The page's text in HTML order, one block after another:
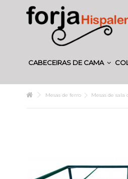
CABECEIRAS DE CAMA
Mesas de ferro Mesas de sala